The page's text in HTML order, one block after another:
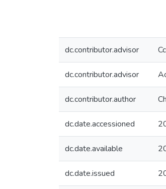
dc.contributor.advisor
dc.contributor.advisor
dc.contributor.author
dc.date.accessioned
dc.date.available
dc.date.issued